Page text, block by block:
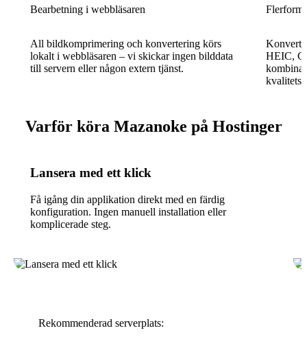
Bearbetning i webbläsaren
All bildkomprimering och konvertering körs
lokalt i webbläsaren – vi skickar ingen bilddata
till servern eller någon extern tjänst.
HEIC,
Varför köra Mazanoke på Hostinger
Lansera med ett klick
Få igång din applikation direkt med en färdig
konfiguration. Ingen manuell installation eller
komplicerade steg.
Rekommenderad serverplats: